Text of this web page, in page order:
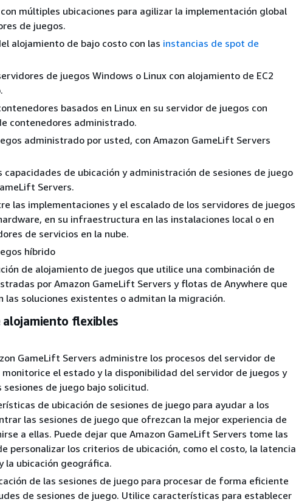
múltiples ubicaciones para agilizar la implementación global
de juegos.
alojamiento de bajo costo con las instancias de spot de
de juegos Windows o Linux con alojamiento de EC2
basados en Linux en su servidor de juegos con
contenedores administrado.
administrado por usted, con Amazon GameLift Servers
capacidades de ubicación y administración de sesiones de juego
Servers.
las implementaciones y el escalado de los servidores de juegos
en su infraestructura en las instalaciones local o en
de servicios en la nube.
híbrido
de alojamiento de juegos que utilice una combinación de
por Amazon GameLift Servers y flotas de Anywhere que
las soluciones existentes o admitan la migración.
alojamiento flexibles
GameLift Servers administre los procesos del servidor de
el estado y la disponibilidad del servidor de juegos y
sesiones de juego bajo solicitud.
de ubicación de sesiones de juego para ayudar a los
las sesiones de juego que ofrezcan la mejor experiencia de
a ellas. Puede dejar que Amazon GameLift Servers tome las
personalizar los criterios de ubicación, como el costo, la latencia
la ubicación geográfica.
de las sesiones de juego para procesar de forma eficiente
de sesiones de juego. Utilice características para establecer